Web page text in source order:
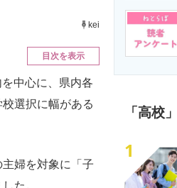
kei
目次を表示
中心に、県内各
選択に幅がある
婦を対象に「子
た。
「高校
1